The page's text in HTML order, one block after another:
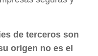
de terceros son
origen no es el